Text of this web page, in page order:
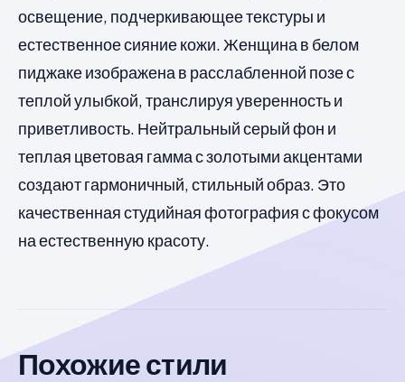
освещение, подчеркивающее текстуры и
естественное сияние кожи. Женщина в белом
пиджаке изображена в расслабленной позе с
теплой улыбкой, транслируя уверенность и
приветливость. Нейтральный серый фон и
теплая цветовая гамма с золотыми акцентами
создают гармоничный, стильный образ. Это
качественная студийная фотография с фокусом
на естественную красоту.
Похожие стили